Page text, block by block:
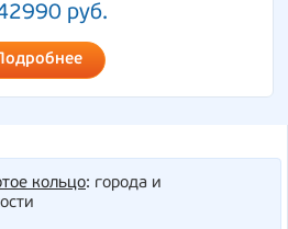
руб.
кольцо: города и